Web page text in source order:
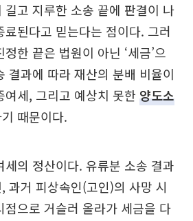
길고 지루한 소송 끝에 판결이 나
된다고 믿는다는 점이다. 그러
한 끝은 법원이 아닌 ‘세금’으
결과에 따라 재산의 분배 비율이
여세, 그리고 예상치 못한 양도소
때문이다.
세의 정산이다. 유류분 소송 결과
과거 피상속인(고인)의 사망 시
점으로 거슬러 올라가 세금을 다